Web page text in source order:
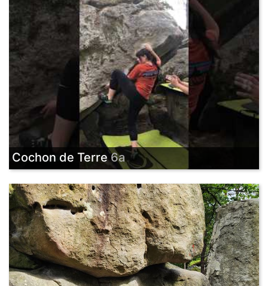
Cochon de Terre6a